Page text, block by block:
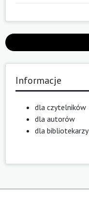
Informacje
dla czytelników
dla autorów
dla bibliotekarzy